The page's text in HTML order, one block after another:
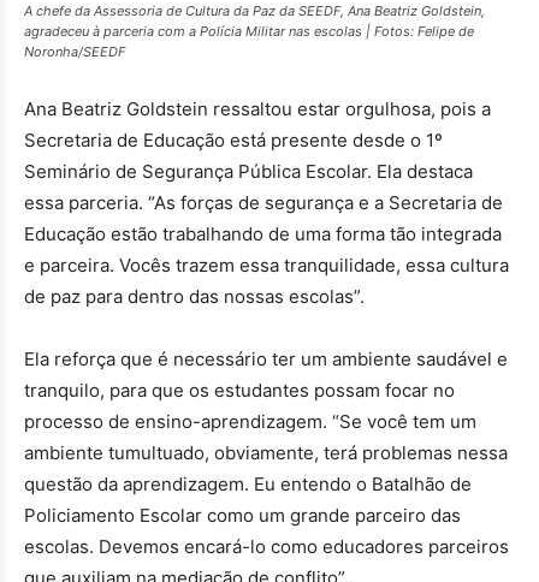
A chefe da Assessoria de Cultura da Paz da SEEDF, Ana Beatriz Goldstein,
agradeceu à parceria com a Polícia Militar nas escolas | Fotos: Felipe de
Noronha/SEEDF
Ana Beatriz Goldstein ressaltou estar orgulhosa, pois a
Secretaria de Educação está presente desde o 1º
Seminário de Segurança Pública Escolar. Ela destaca
essa parceria. “As forças de segurança e a Secretaria de
Educação estão trabalhando de uma forma tão integrada
e parceira. Vocês trazem essa tranquilidade, essa cultura
de paz para dentro das nossas escolas”.
Ela reforça que é necessário ter um ambiente saudável e
tranquilo, para que os estudantes possam focar no
processo de ensino-aprendizagem. “Se você tem um
ambiente tumultuado, obviamente, terá problemas nessa
questão da aprendizagem. Eu entendo o Batalhão de
Policiamento Escolar como um grande parceiro das
escolas. Devemos encará-lo como educadores parceiros
que auxiliam na mediação de conflito”.